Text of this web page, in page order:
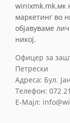
winixmk.mk.мк
маркетинг во
објавуваме
никој.
Офицер за
Петрески
Адреса: Бул.
Телефон: 072
E-Мајл: